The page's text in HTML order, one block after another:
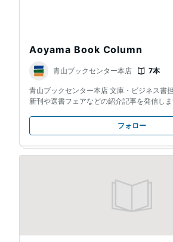
Aoyama Book Column
青山ブックセンター本店 7本
青山ブックセンター本店 文庫・ビジネス書
新刊や選書フェアなどの紹介記事を発信しま
フォロー